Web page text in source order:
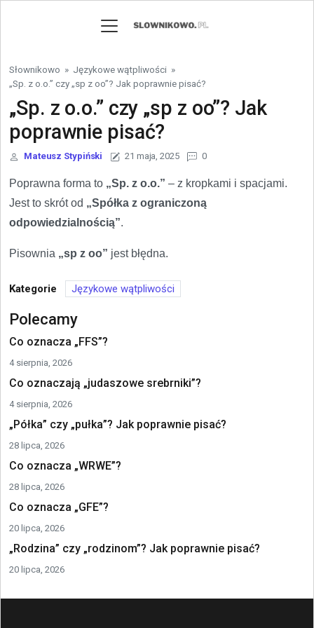
Słownikowo » Językowe wątpliwości »
„Sp. z o.o.” czy „sp z oo”? Jak poprawnie pisać?
„Sp. z o.o.” czy „sp z oo”? Jak
poprawnie pisać?
Mateusz Stypiński 21 maja, 2025 0
Poprawna forma to „Sp. z o.o.” – z kropkami i spacjami.
Jest to skrót od „Spółka z ograniczoną
odpowiedzialnością”.
Pisownia „sp z oo” jest błędna.
Kategorie Językowe wątpliwości
Polecamy
Co oznacza „FFS”?
4 sierpnia, 2026
Co oznaczają „judaszowe srebrniki”?
4 sierpnia, 2026
„Półka” czy „pułka”? Jak poprawnie pisać?
28 lipca, 2026
Co oznacza „WRWE”?
28 lipca, 2026
Co oznacza „GFE”?
20 lipca, 2026
„Rodzina” czy „rodzinom”? Jak poprawnie pisać?
20 lipca, 2026